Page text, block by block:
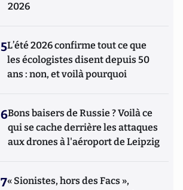
2026
5L’été 2026 confirme tout ce que
les écologistes disent depuis 50
ans : non, et voilà pourquoi
6Bons baisers de Russie ? Voilà ce
qui se cache derrière les attaques
aux drones à l'aéroport de Leipzig
7« Sionistes, hors des Facs »,